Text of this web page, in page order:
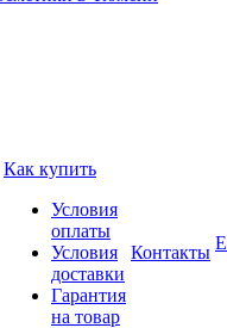
Как купить
Условия
оплаты
Условия
доставки
Гарантия
на товар
Контакты